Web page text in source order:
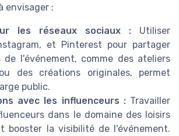
envisager :
les réseaux sociaux : Utiliser
et Pinterest pour partager
de l'événement, comme des ateliers
des créations originales, permet
public.
avec les influenceurs :Travailler
dans le domaine des loisirs
booster la visibilité de l'événement.